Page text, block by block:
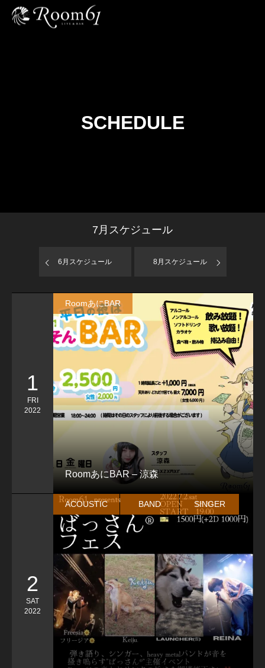
SCHEDULE
7月スケジュール
6 月スケジュール 8 月スケジュール
1
FRI
2022
RoomあにBAR – 涼森
RoomあにBAR
2
SAT
2022
ACOUSTIC BAND SINGER